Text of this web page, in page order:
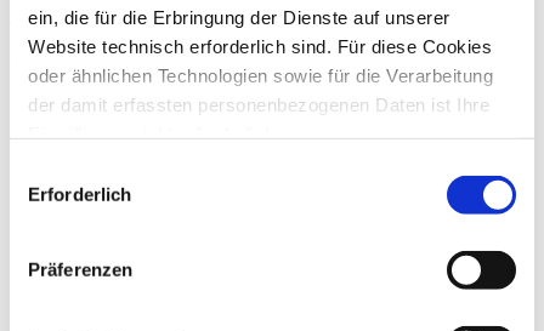
ein, die für die Erbringung der Dienste auf unserer
Website technisch erforderlich sind. Für diese Cookies
oder ähnlichen Technologien sowie für die Verarbeitung
der damit erfassten personenbezogenen Daten ist Ihre
mit Ihrer ausdrücklichen Einwilligung einsetzen und die
Erforderlich
Präferenzen
Zum Profil von Benno Lange
Internationale Steuerberatung